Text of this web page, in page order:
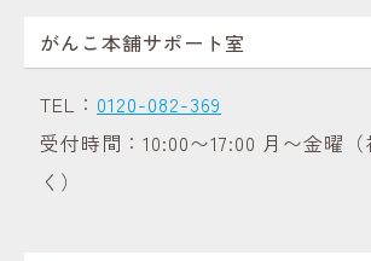
がんこ本舗サポート室
TEL： 0120-082-369
受付時間：10:00〜17:00 月〜金曜
く）